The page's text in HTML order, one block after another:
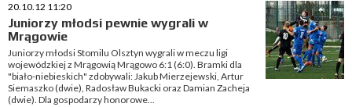
20.10.12 11:20
Juniorzy młodsi pewnie wygrali w
Mrągowie
Juniorzy młodsi Stomilu Olsztyn wygrali w meczu ligi
wojewódzkiej z Mrągowią Mrągowo 6:1 (6:0). Bramki dla
"biało-niebieskich" zdobywali: Jakub Mierzejewski, Artur
Siemaszko (dwie), Radosław Bukacki oraz Damian Zacheja
(dwie). Dla gospodarzy honorowe...